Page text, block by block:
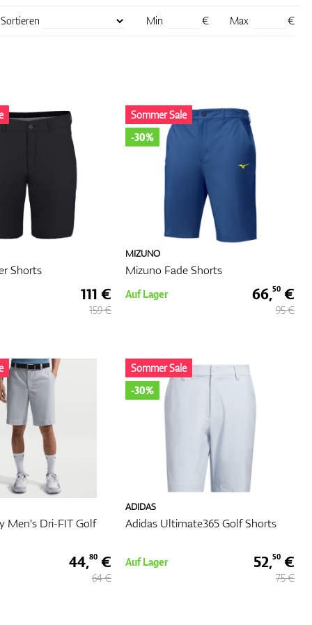
und
Sortieren Min € Max €
Shorts
111 €
159 €
MIZUNO
Mizuno Fade Shorts
Sommer Sale
-30%
Auf Lager 66,50€
95 €
Men's Dri-FIT Golf
44,80 €
64 €
ADIDAS
Adidas Ultimate365 Golf Shorts
Sommer Sale
-30%
Auf Lager 52,50€
75 €